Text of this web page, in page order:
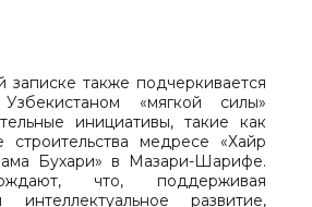
записке также подчеркивается
Узбекистаном «мягкой силы»
инициативы, такие как
строительства медресе «Хайр
Бухари» в Мазари-Шарифе.
что, поддерживая
развитие,